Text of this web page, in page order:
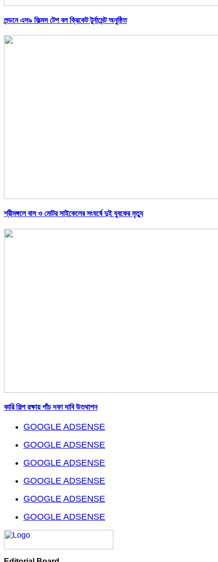
লন্ডনে এস৯ ফিল্মস টেপ বল ক্রিকেট টুর্নামেন্ট অনুষ্ঠিত
শ্রীমঙ্গলে বাস ও মোটর সাইকেলের সংঘর্ষে দুই যুবকের মৃত্যু
কারি শিল্প রক্ষায় পাঁচ দফা দাবি উত্থাপন
GOOGLE ADSENSE
GOOGLE ADSENSE
GOOGLE ADSENSE
GOOGLE ADSENSE
GOOGLE ADSENSE
GOOGLE ADSENSE